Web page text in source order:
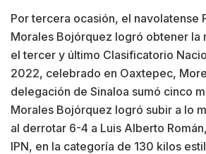
Por tercera ocasión, el navolatense
Morales Bojórquez logró obtener la
el tercer y último Clasificatorio
2022, celebrado en Oaxtepec,
delegación de Sinaloa sumó cinco
Morales Bojórquez logró subir a lo
al derrotar 6-4 a Luis Alberto
IPN, en la categoría de 130 kilos